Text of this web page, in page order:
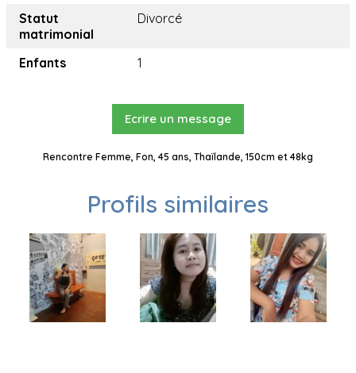
Statut
matrimonial
Divorcé
Enfants 1
Ecrire un message
Rencontre Femme, Fon, 45 ans, Thaïlande, 150cm et 48kg
Profils similaires